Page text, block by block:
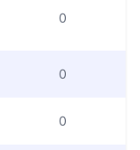
0
0
0